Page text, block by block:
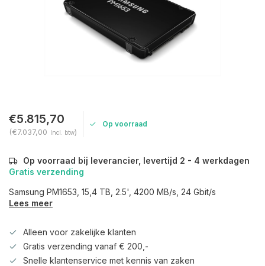
€5.815,70
(€7.037,00 Incl. btw)
Op voorraad
Op voorraad bij leverancier, levertijd 2 - 4 werkdagen
Gratis verzending
Samsung PM1653, 15,4 TB, 2.5', 4200 MB/s, 24 Gbit/s
Lees meer
Alleen voor zakelijke klanten
Gratis verzending vanaf € 200,-
Snelle klantenservice met kennis van zaken